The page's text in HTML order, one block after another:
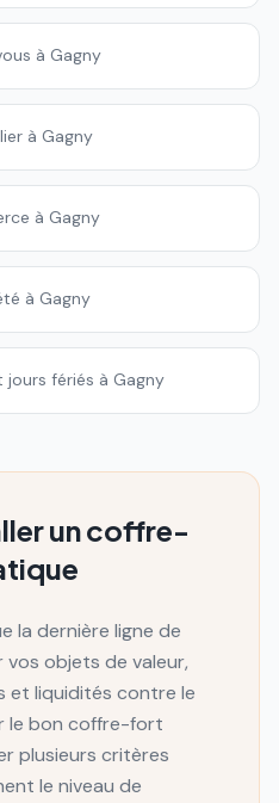
à Gagny
à Gagny
à Gagny
à Gagny
fériés à Gagny
un coffre-
la dernière ligne de
objets de valeur,
et liquidités contre le
le bon coffre-fort
plusieurs critères
le niveau de